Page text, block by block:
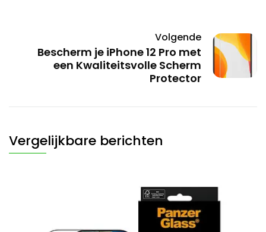
Volgende
Bescherm je iPhone 12 Pro met
een Kwaliteitsvolle Scherm
Protector
Vergelijkbare berichten